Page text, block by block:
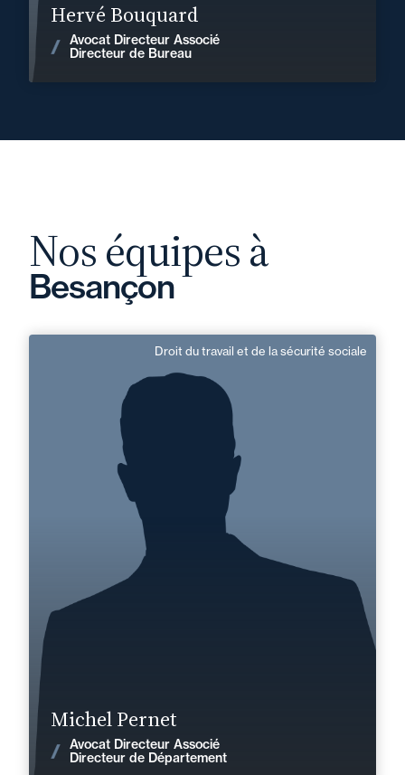
Hervé Bouquard
Avocat Directeur Associé
Directeur de BureauVoir les actualités
Nos équipes à
Besançon
Michel Pernet
Avocat Directeur Associé
Directeur de Département
Droit du travail et de la sécurité sociale
Michel Pernet
Domaine d’expertises :
Droit du travail et de la sécurité sociale
+33 3 81 47 29 50
michel.pernet@fidal.com
Voir les actualités